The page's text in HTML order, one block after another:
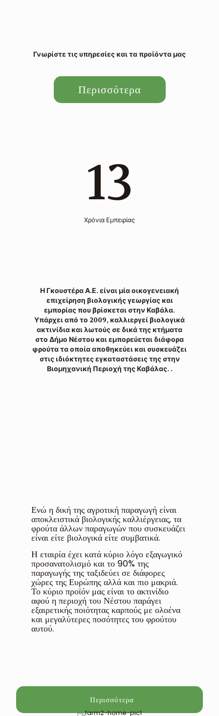
Γνωρίστε τις υπηρεσίες και τα προϊόντα μας
Περισσότερα
13
Χρόνια Εμπειρίας
Η Γκουστέρα Α.Ε. είναι μία οικογενειακή
επιχείρηση βιολογικής γεωργίας και
εμπορίας που βρίσκεται στην Καβάλα.
Υπάρχει από το 2009, καλλιεργεί βιολογικά
ακτινίδια και λωτούς σε δικά της κτήματα
στο Δήμο Νέστου και εμπορεύεται διάφορα
φρούτα τα οποία αποθηκεύει και συσκευάζει
στις ιδιόκτητες εγκαταστάσεις της στην
Βιομηχανική Περιοχή της Καβάλας. .
Ενώ η δική της αγροτική παραγωγή είναι
αποκλειστικά βιολογικής καλλιέργειας, τα
φρούτα άλλων παραγωγών που συσκευάζει
είναι είτε βιολογικά είτε συμβατικά.
Η εταιρία έχει κατά κύριο λόγο εξαγωγικό
προσανατολισμό και το 90% της
παραγωγής της ταξιδεύει σε διάφορες
χώρες της Ευρώπης αλλά και πιο μακριά.
Το κύριο προϊόν μας είναι το ακτινίδιο
αφού η περιοχή του Νέστου παράγει
εξαιρετικής ποιότητας καρπούς με ολοένα
και μεγαλύτερες ποσότητες του φρούτου
αυτού.
Περισσότερα